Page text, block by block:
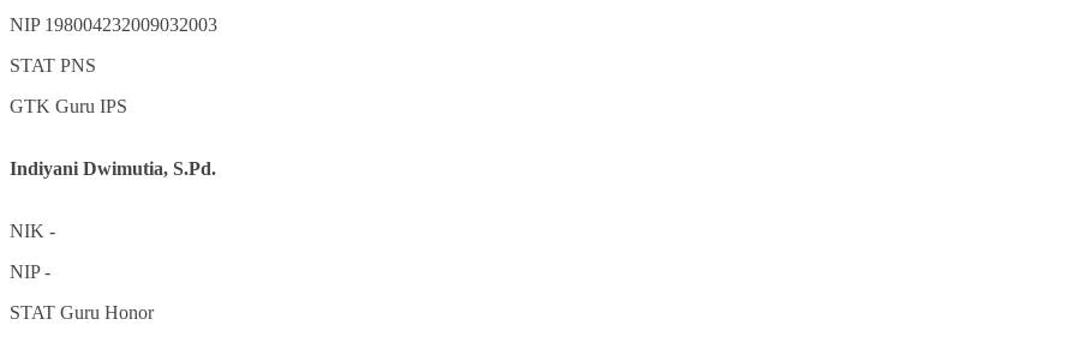
NIP 198004232009032003
STAT PNS
GTK Guru IPS
Indiyani Dwimutia, S.Pd.
NIK -
NIP-
STAT Guru Honor